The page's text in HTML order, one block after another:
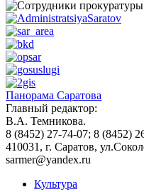
Панорама Саратова
Главный редактор:
В.А. Темникова.
8 (8452) 27-74-07; 8 (8452)
410031, г. Саратов,
sarmer@yandex.ru
Культура